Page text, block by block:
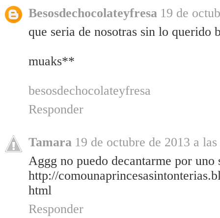
Besosdechocolateyfresa 19 de
que seria de nosotras sin lo querido
muaks**
besosdechocolateyfresa
Responder
Tamara 19 de octubre de 2013 a
Aggg no puedo decantarme por uno
http://
html
Responder